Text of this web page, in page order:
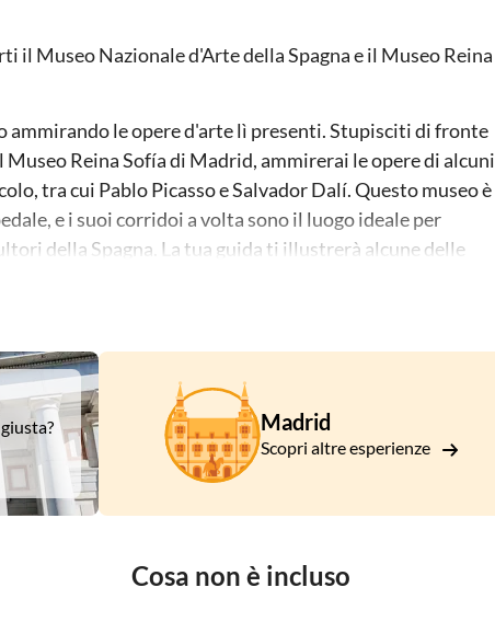
Museo Nazionale d'Arte della Spagna e il Museo Reina
ammirando le opere d'arte lì presenti. Stupisciti di fronte
Reina Sofía di Madrid, ammirerai le opere di alcuni
tra cui Pablo Picasso e Salvador Dalí. Questo museo è
e i suoi corridoi a volta sono il luogo ideale per
della Spagna. La tua guida ti illustrerà alcune delle
di opere. Esplora i corridoi e le gallerie con la tua
Madrid
Scopri altre esperienze
Cosa non è incluso